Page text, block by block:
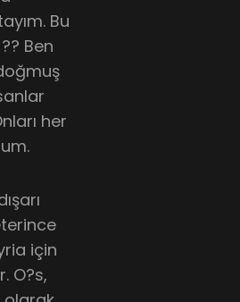
Bu
Ben
her
için
O?s,